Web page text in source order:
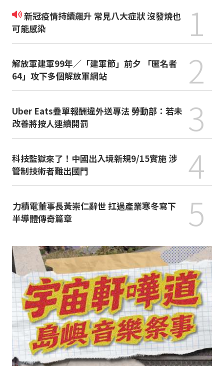
新冠疫情持續飆升 常見八大症狀 沒發燒也
可能感染
1
解放軍建軍99年／「建軍節」前夕 「匿名者
64」攻下多個解放軍網站
2
Uber Eats疊單報酬違外送專法 勞動部：若未
改善將按人連續開罰
3
科技監獄來了！中國出入境新規9/15實施 涉
管制技術者難出國門
4
力積電董事長黃崇仁辭世 扛過產業寒冬寫下
半導體傳奇篇章
5